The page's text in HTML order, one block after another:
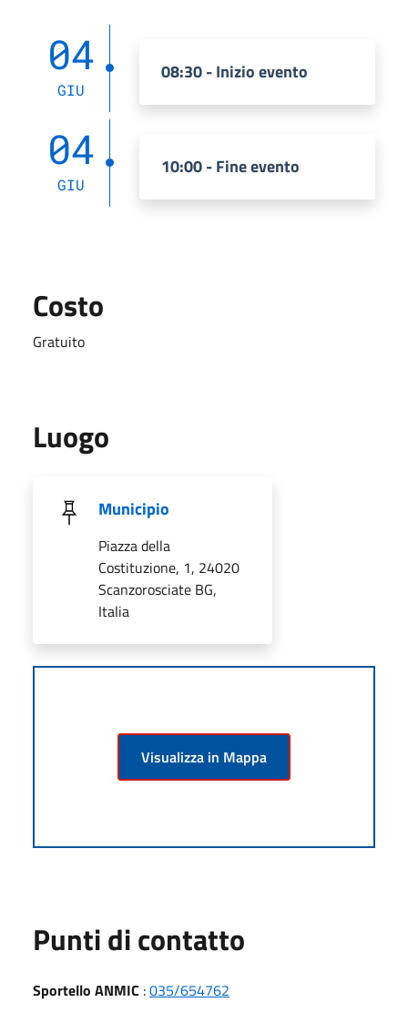
04
GIU
08:30 - Inizio evento
04
GIU
10:00 - Fine evento
Costo
Gratuito
Luogo
Municipio
Piazza della
Costituzione, 1, 24020
Scanzorosciate BG,
Italia
Visualizza in Mappa
Punti di contatto
Sportello ANMIC :035/654762